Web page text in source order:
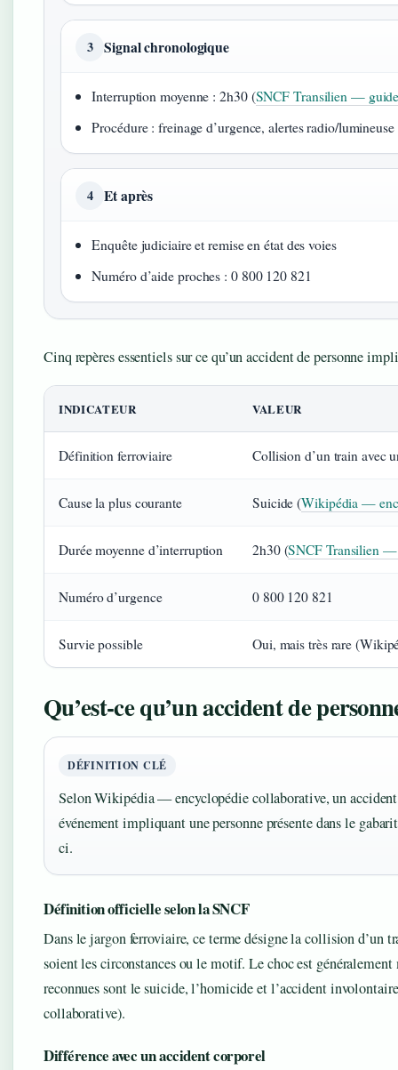
3 Signal chronologique
Interruption moyenne : 2h30 (SNCF Transilien —
Procédure : freinage d’urgence, alertes radio/lumineuse
4 Et après
Enquête judiciaire et remise en état des voies
Numéro d’aide proches : 0 800 120 821
Cinq repères essentiels sur ce qu’un accident de personne
INDICATEUR VALEUR
Définition ferroviaire Collision d’un train avec
Cause la plus courante Suicide (Wikipédia —
Durée moyenne d’interruption 2h30 (SNCF Transilien —
Numéro d’urgence 0 800 120 821
Survie possible Oui, mais très rare
Qu’est-ce qu’un accident de
DÉFINITION CLÉ
Selon Wikipédia — encyclopédie collaborative, un accident
événement impliquant une personne présente dans le
ci.
Définition officielle selon la SNCF
Dans le jargon ferroviaire, ce terme désigne la collision d’un
soient les circonstances ou le motif. Le choc est
reconnues sont le suicide, l’homicide et l’accident
collaborative).
Différence avec un accident corporel